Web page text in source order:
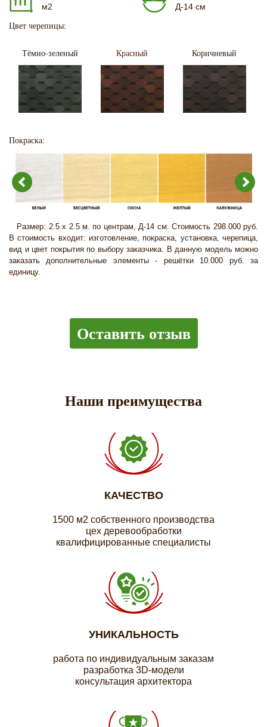
м2
Д-14 см
Цвет черепицы:
Тёмно-зеленый Красный Коричневый
Покраска:
Размер: 2.5 х 2.5 м. по центрам, Д-14 см. Стоимость 298.000 руб.
В стоимость входит: изготовление, покраска, установка, черепица,
вид и цвет покрытия по выбору заказчика. В данную модель можно
заказать дополнительные элементы - решётки 10.000 руб. за
единицу.
Оставить отзыв
Наши преимущества
КАЧЕСТВО
1500 м2 собственного производства
цех деревообработки
квалифицированные специалисты
УНИКАЛЬНОСТЬ
работа по индивидуальным заказам
разработка 3D-модели
консультация архитектора